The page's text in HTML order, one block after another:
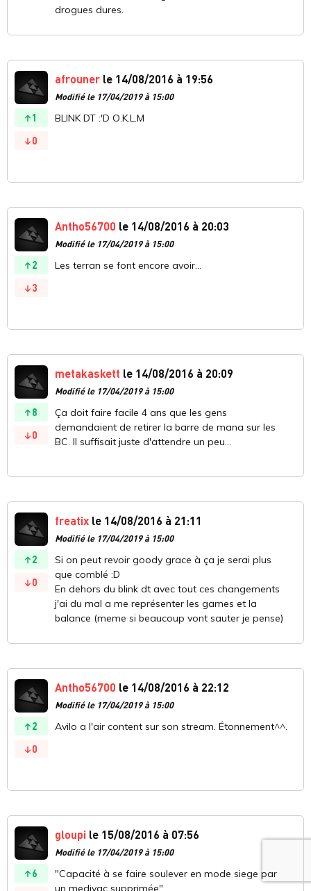
drogues dures.
1
0
afrouner le 14/08/2016 à 19:56
Modifié le 17/04/2019 à 15:00
BLINK DT :'D O.K.L.M
2
3
Antho56700 le 14/08/2016 à 20:03
Modifié le 17/04/2019 à 15:00
Les terran se font encore avoir...
8
0
metakaskett le 14/08/2016 à 20:09
Modifié le 17/04/2019 à 15:00
Ça doit faire facile 4 ans que les gens
demandaient de retirer la barre de mana sur les
BC. Il suffisait juste d'attendre un peu...
2
0
freatix le 14/08/2016 à 21:11
Modifié le 17/04/2019 à 15:00
Si on peut revoir goody grace à ça je serai plus
que comblé :D
En dehors du blink dt avec tout ces changements
j'ai du mal a me représenter les games et la
balance (meme si beaucoup vont sauter je pense)
2
0
Antho56700 le 14/08/2016 à 22:12
Modifié le 17/04/2019 à 15:00
Avilo a l'air content sur son stream. Étonnement^^.
6
gloupi le 15/08/2016 à 07:56
Modifié le 17/04/2019 à 15:00
"Capacité à se faire soulever en mode siege par
un medivac supprimée"